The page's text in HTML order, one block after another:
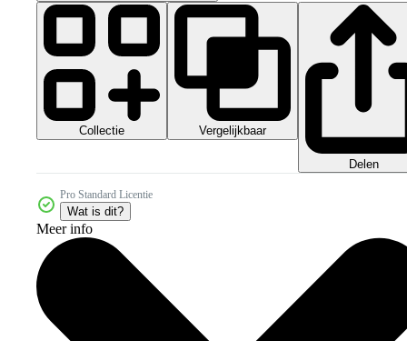
Collectie Vergelijkbaar
Delen
Pro Standard Licentie
Wat is dit?
Meer info